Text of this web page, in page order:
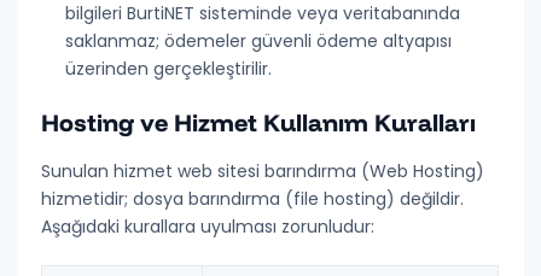
bilgileri BurtiNET sisteminde veya veritabanında
saklanmaz; ödemeler güvenli ödeme altyapısı
üzerinden gerçekleştirilir.
Hosting ve Hizmet Kullanım Kuralları
Sunulan hizmetweb sitesi barındırma (Web Hosting)
hizmetidir; dosya barındırma (file hosting) değildir.
Aşağıdaki kurallara uyulması zorunludur: